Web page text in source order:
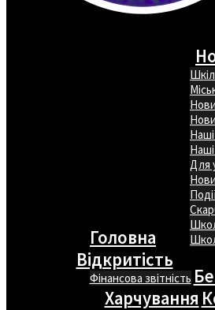
Головна
Для
Відкритість
Фінансова звітність
Харчування